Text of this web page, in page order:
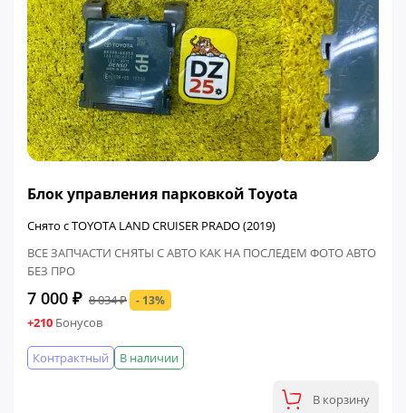
Блок управления парковкой Toyota
Снято с TOYOTA LAND CRUISER PRADO (2019)
ВСЕ ЗАПЧАСТИ СНЯТЫ С АВТО КАК НА ПОСЛЕДЕМ ФОТО АВТО
БЕЗ ПРО
7 000 ₽ 8 034 ₽ - 13%
+210 Бонусов
В наличии
Контрактный
В корзину